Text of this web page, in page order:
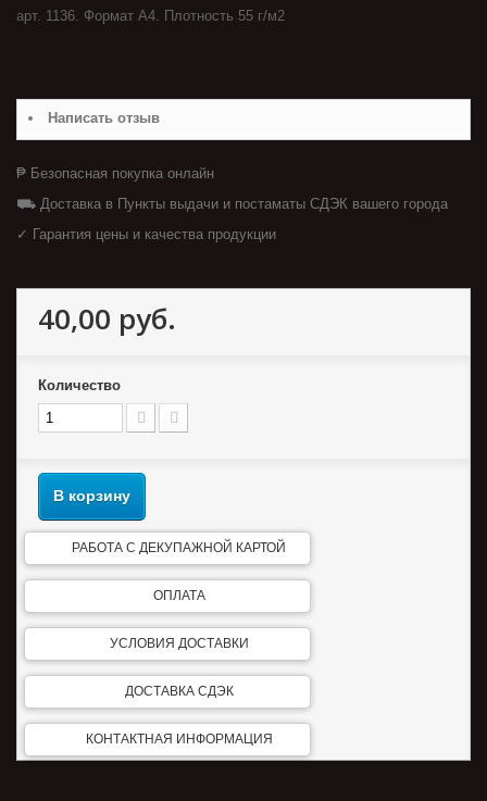
арт. 1136. Формат А4. Плотность 55 г/м2
Написать отзыв
₱ Безопасная покупка онлайн
⛟ Доставка в Пункты выдачи и постаматы СДЭК вашего города
✓ Гарантия цены и качества продукции
40,00 руб.
Количество
В корзину
РАБОТА С ДЕКУПАЖНОЙ КАРТОЙ
ОПЛАТА
УСЛОВИЯ ДОСТАВКИ
ДОСТАВКА СДЭК
КОНТАКТНАЯ ИНФОРМАЦИЯ